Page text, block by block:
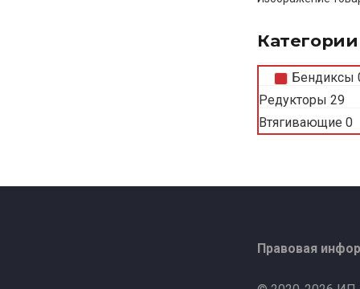
Бендиксы
Редукторы 29
Втягивающие 0
Правовая